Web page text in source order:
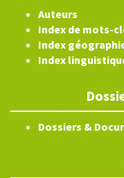
Auteurs
Index de mots-
Index
Index
Dossiers &